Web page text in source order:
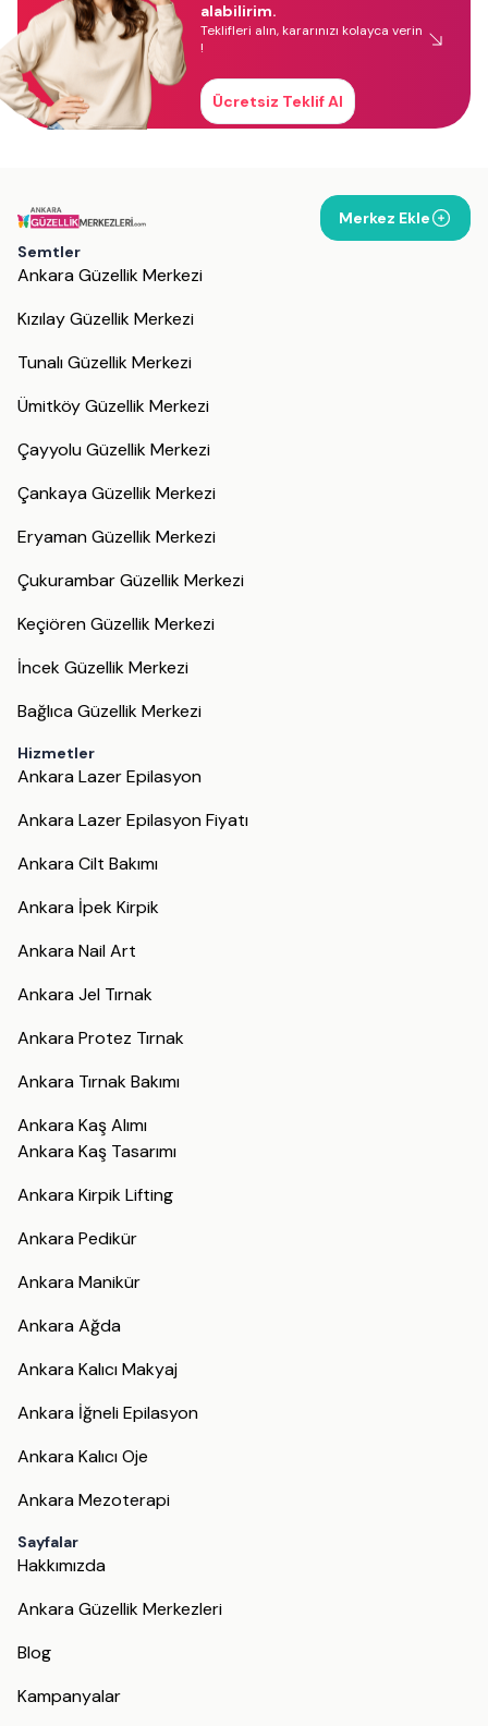
alabilirim.
Teklifleri alın, kararınızı kolayca verin
!
Ücretsiz Teklif Al
Merkez Ekle
Semtler
Ankara Güzellik Merkezi
Kızılay Güzellik Merkezi
Tunalı Güzellik Merkezi
Ümitköy Güzellik Merkezi
Çayyolu Güzellik Merkezi
Çankaya Güzellik Merkezi
Eryaman Güzellik Merkezi
Çukurambar Güzellik Merkezi
Keçiören Güzellik Merkezi
İncek Güzellik Merkezi
Bağlıca Güzellik Merkezi
Hizmetler
Ankara Lazer Epilasyon
Ankara Lazer Epilasyon Fiyatı
Ankara Cilt Bakımı
Ankara İpek Kirpik
Ankara Nail Art
Ankara Jel Tırnak
Ankara Protez Tırnak
Ankara Tırnak Bakımı
Ankara Kaş Alımı
Ankara Kaş Tasarımı
Ankara Kirpik Lifting
Ankara Pedikür
Ankara Manikür
Ankara Ağda
Ankara Kalıcı Makyaj
Ankara İğneli Epilasyon
Ankara Kalıcı Oje
Ankara Mezoterapi
Sayfalar
Hakkımızda
Ankara Güzellik Merkezleri
Blog
Kampanyalar